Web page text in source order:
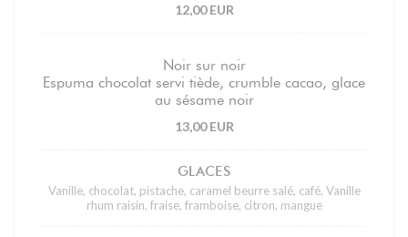
12,00 EUR
Noir sur noir
Espuma chocolat servi tiède, crumble cacao, glace
au sésame noir
13,00 EUR
GLACES
Vanille, chocolat, pistache, caramel beurre salé, café, Vanille
rhum raisin, fraise, framboise, citron, mangue